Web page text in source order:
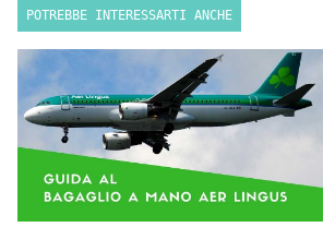
POTREBBE INTERESSARTI ANCHE